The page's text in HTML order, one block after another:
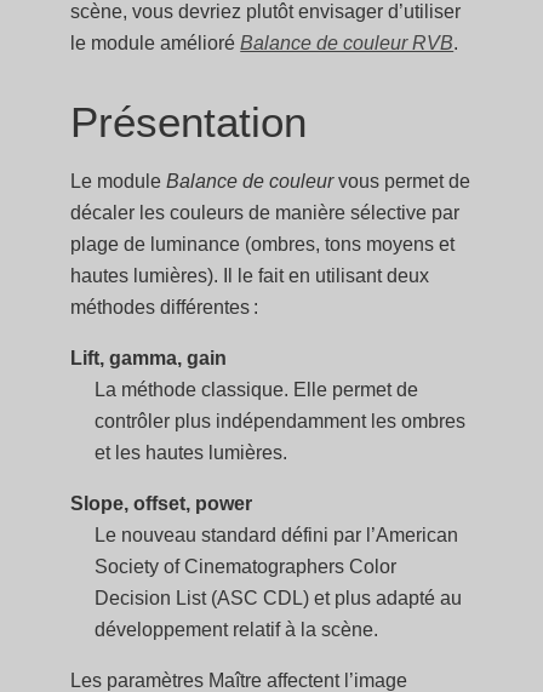
scène, vous devriez plutôt envisager d’utiliser
le module amélioréBalance de couleur RVB.
Présentation
Le moduleBalance de couleurvous permet de
décaler les couleurs de manière sélective par
plage de luminance (ombres, tons moyens et
hautes lumières). Il le fait en utilisant deux
méthodes différentes :
Lift, gamma, gain
La méthode classique. Elle permet de
contrôler plus indépendamment les ombres
et les hautes lumières.
Slope, offset, power
Le nouveau standard défini par l’American
Society of Cinematographers Color
Decision List (ASC CDL) et plus adapté au
développement relatif à la scène.
Les paramètres Maître affectent l’image